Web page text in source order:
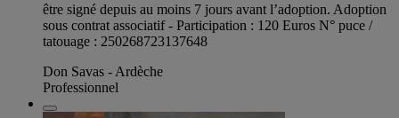
être signé depuis au moins 7 jours avant l’adoption. Adoption
sous contrat associatif - Participation : 120 Euros N° puce /
tatouage : 250268723137648
Don Savas - Ardèche
Professionnel